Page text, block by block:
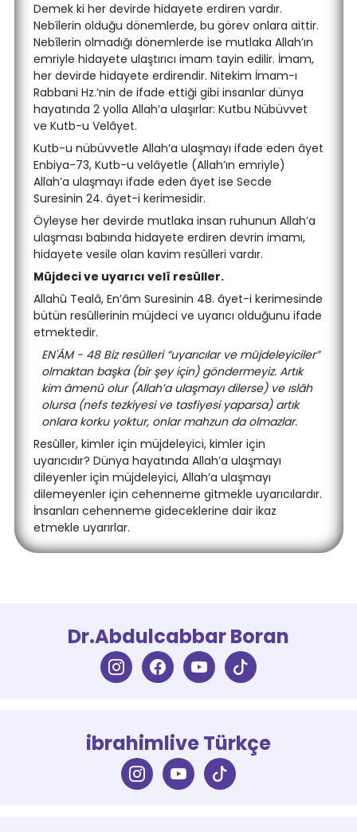
Demek ki her devirde hidayete erdiren vardır.
Nebîlerin olduğu dönemlerde, bu görev onlara aittir.
Nebîlerin olmadığı dönemlerde ise mutlaka Allah’ın
emriyle hidayete ulaştırıcı imam tayin edilir. İmam,
her devirde hidayete erdirendir. Nitekim İmam-ı
Rabbani Hz.’nin de ifade ettiği gibi insanlar dünya
hayatında 2 yolla Allah’a ulaşırlar: Kutbu Nübüvvet
ve Kutb-u Velâyet.
Kutb-u nübüvvetle Allah’a ulaşmayı ifade eden âyet
Enbiya-73, Kutb-u velâyetle (Allah’ın emriyle)
Allah’a ulaşmayı ifade eden âyet ise Secde
Suresinin 24. âyet-i kerimesidir.
Öyleyse her devirde mutlaka insan ruhunun Allah’a
ulaşması babında hidayete erdiren devrin imamı,
hidayete vesile olan kavim resûlleri vardır.
Müjdeci ve uyarıcı velî resûller.
Allahû Tealâ, En’âm Suresinin 48. âyet-i kerimesinde
bütün resûllerinin müjdeci ve uyarıcı olduğunu ifade
etmektedir.
EN'ÂM - 48 Biz resûlleri “uyarıcılar ve müjdeleyiciler”
olmaktan başka (bir şey için) göndermeyiz. Artık
kim âmenû olur (Allah’a ulaşmayı dilerse) ve ıslâh
olursa (nefs tezkiyesi ve tasfiyesi yaparsa) artık
onlara korku yoktur, onlar mahzun da olmazlar.
Resûller, kimler için müjdeleyici, kimler için
uyarıcıdır? Dünya hayatında Allah’a ulaşmayı
dileyenler için müjdeleyici, Allah’a ulaşmayı
dilemeyenler için cehenneme gitmekle uyarıcılardır.
İnsanları cehenneme gideceklerine dair ikaz
etmekle uyarırlar.
Dr.Abdulcabbar Boran
ibrahimlive Türkçe